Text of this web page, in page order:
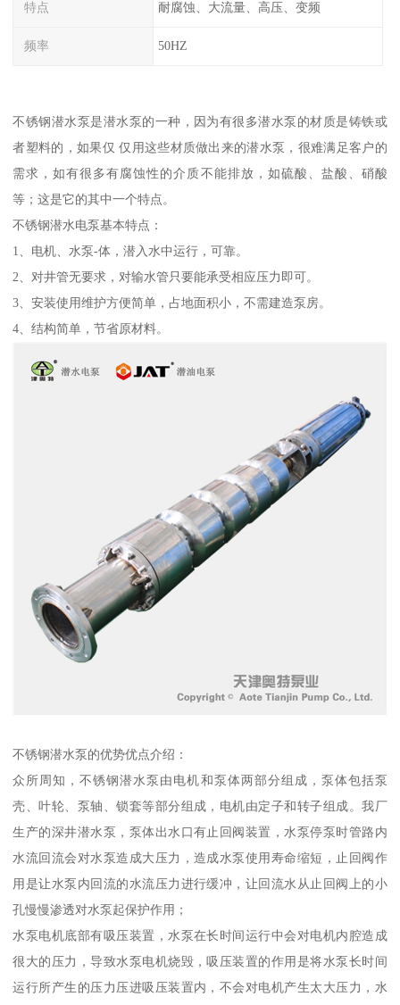
特点 耐腐蚀、大流量、高压、变频
频率 50HZ
不锈钢潜水泵是潜水泵的一种，因为有很多潜水泵的材质是铸铁或
者塑料的，如果仅 仅用这些材质做出来的潜水泵，很难满足客户的
需求，如有很多有腐蚀性的介质不能排放，如硫酸、盐酸、硝酸
等；这是它的其中一个特点。
不锈钢潜水电泵基本特点：
1、电机、水泵-体，潜入水中运行，可靠。
2、对井管无要求，对输水管只要能承受相应压力即可。
3、安装使用维护方便简单，占地面积小，不需建造泵房。
4、结构简单，节省原材料。
不锈钢潜水泵的优势优点介绍：
众所周知，不锈钢潜水泵由电机和泵体两部分组成，泵体包括泵
壳、叶轮、泵轴、锁套等部分组成，电机由定子和转子组成。我厂
生产的深井潜水泵，泵体出水口有止回阀装置，水泵停泵时管路内
水流回流会对水泵造成大压力，造成水泵使用寿命缩短，止回阀作
用是让水泵内回流的水流压力进行缓冲，让回流水从止回阀上的小
孔慢慢渗透对水泵起保护作用；
水泵电机底部有吸压装置，水泵在长时间运行中会对电机内腔造成
很大的压力，导致水泵电机烧毁，吸压装置的作用是将水泵长时间
运行所产生的压力压进吸压装置内，不会对电机产生太大压力，水